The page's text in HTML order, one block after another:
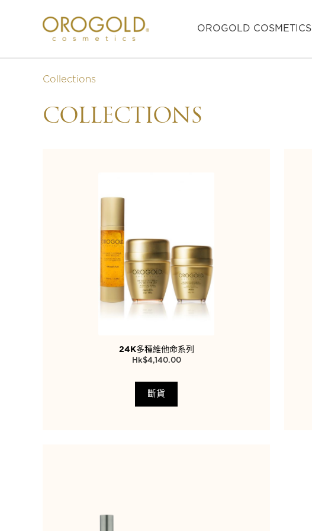
OROGOLD COSMETICS
Collections
COLLECTIONS
24K多種維他命系列
$4,140.00
斷貨